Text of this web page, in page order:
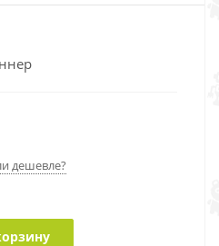
дешевле?